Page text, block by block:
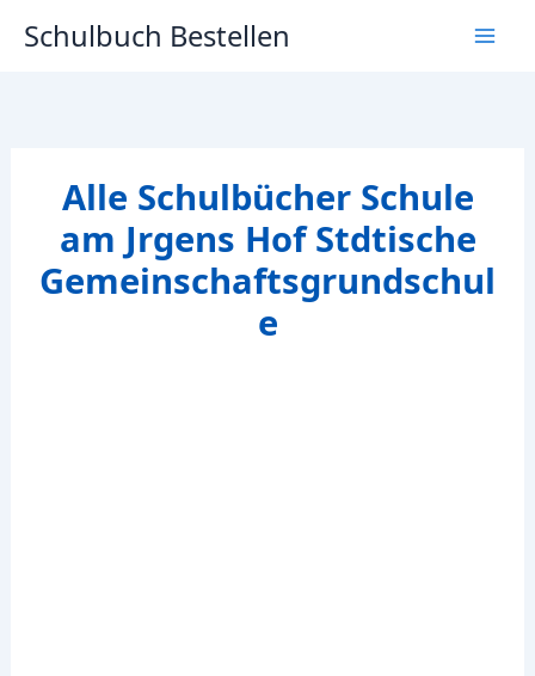
InhaltSchulbuch Bestellen
Alle Schulbücher Schule
am Jrgens Hof Stdtische
Gemeinschaftsgrundschul
e